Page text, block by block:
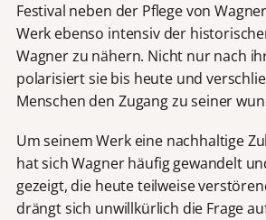
Festival neben der Pflege von
Werk ebenso intensiv der
Wagner zu nähern. Nicht nur nach
polarisiert sie bis heute und
Menschen den Zugang zu seiner
Um seinem Werk eine nachhaltige
hat sich Wagner häufig gewandelt
gezeigt, die heute teilweise
drängt sich unwillkürlich die Frage